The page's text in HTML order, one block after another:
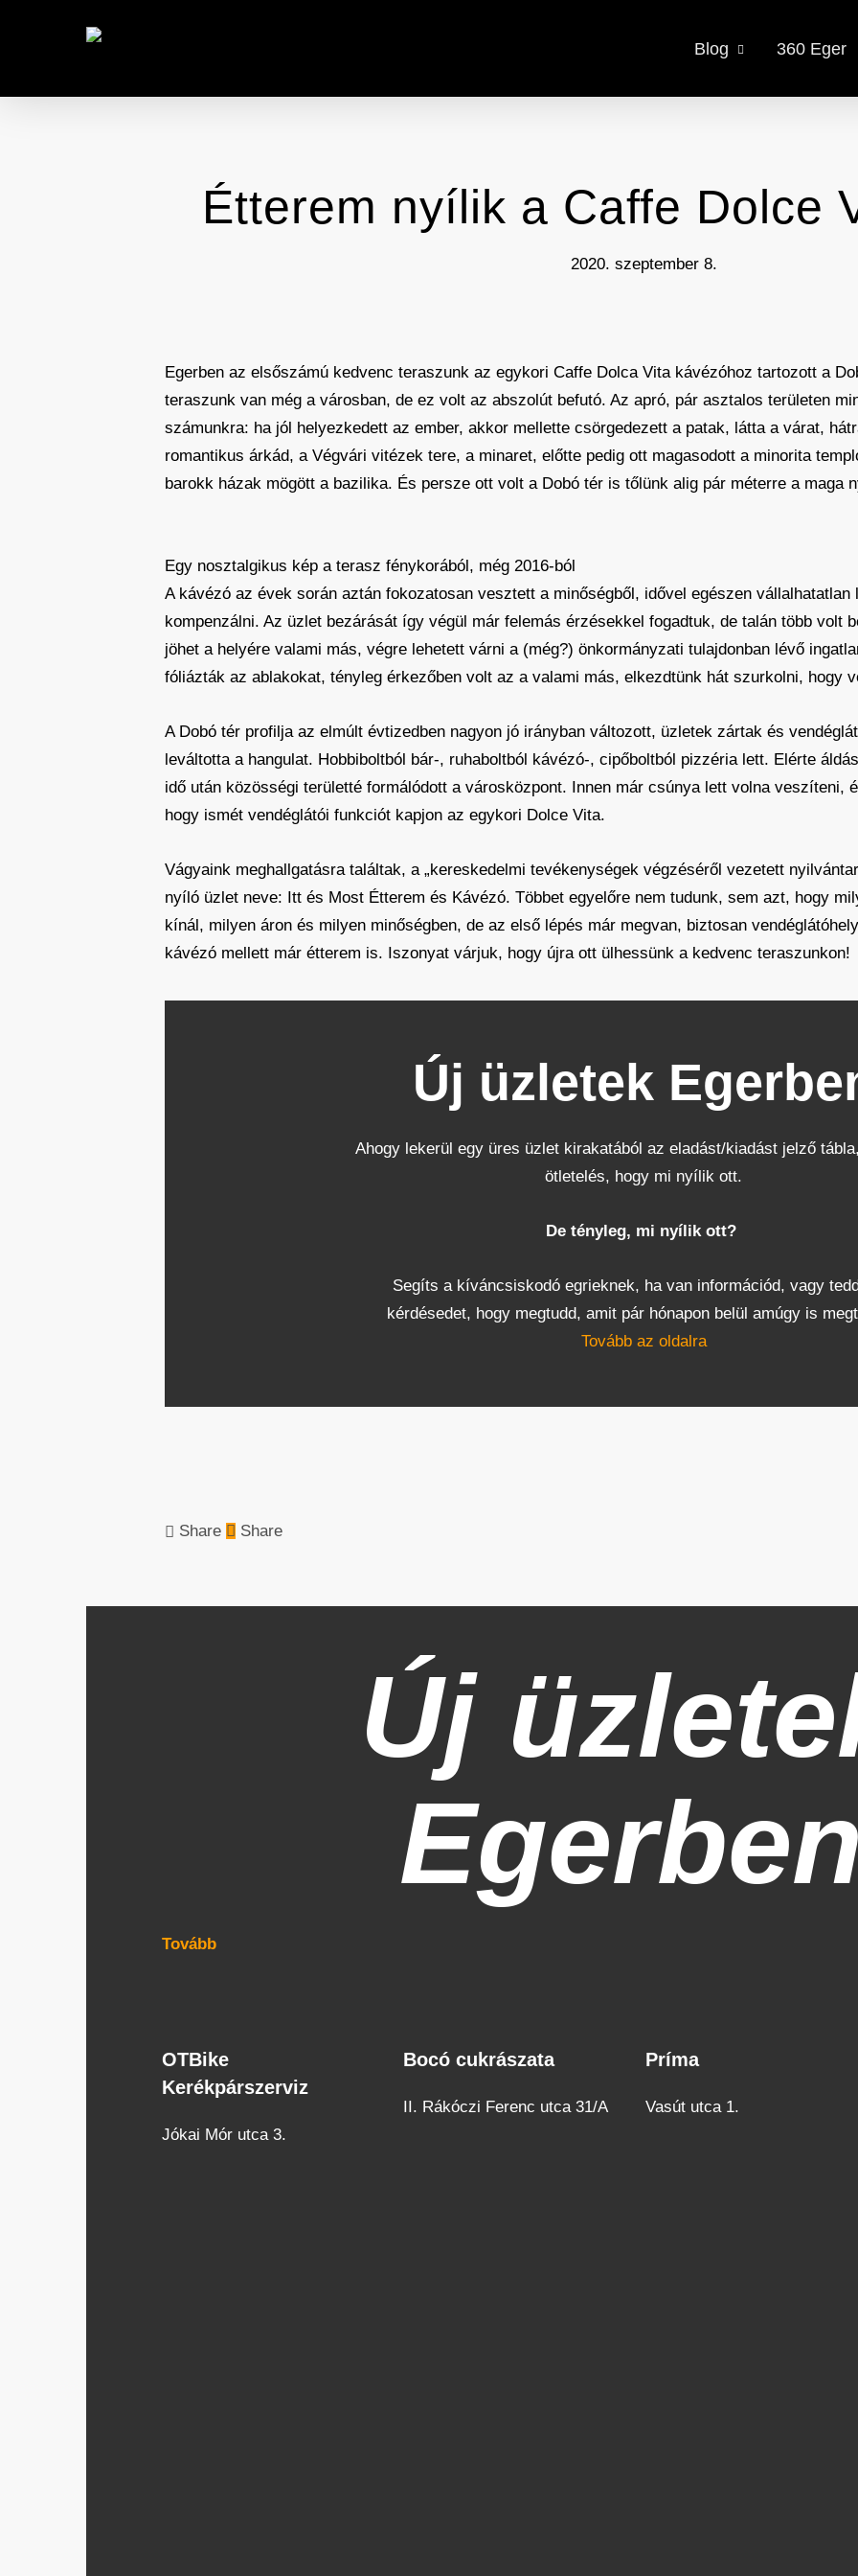
content
Blog 360 Eger
Étterem nyílik a Caffe Dolce
2020. szeptember 8.
Egerben az elsőszámú kedvenc teraszunk az egykori Caffe Dolca Vita kávézóhoz tartozott a
teraszunk van még a városban, de ez volt az abszolút befutó. Az apró, pár asztalos területen
számunkra: ha jól helyezkedett az ember, akkor mellette csörgedezett a patak, látta a várat,
romantikus árkád, a Végvári vitézek tere, a minaret, előtte pedig ott magasodott a minorita
barokk házak mögött a bazilika. És persze ott volt a Dobó tér is tőlünk alig pár méterre a maga
Egy nosztalgikus kép a terasz fénykorából, még 2016-ból
A kávézó az évek során aztán fokozatosan vesztett a minőségből, idővel egészen
kompenzálni. Az üzlet bezárását így végül már felemás érzésekkel fogadtuk, de talán több volt
jöhet a helyére valami más, végre lehetett várni a (még?) önkormányzati tulajdonban lévő
fóliázták az ablakokat, tényleg érkezőben volt az a valami más, elkezdtünk hát szurkolni, hogy
A Dobó tér profilja az elmúlt évtizedben nagyon jó irányban változott, üzletek zártak és
leváltotta a hangulat. Hobbiboltból bár-, ruhaboltból kávézó-, cipőboltból pizzéria lett. Elérte
idő után közösségi területté formálódott a városközpont. Innen már csúnya lett volna veszíteni,
hogy ismét vendéglátói funkciót kapjon az egykori Dolce Vita.
Vágyaink meghallgatásra találtak, a „kereskedelmi tevékenységek végzéséről vezetett
nyíló üzlet neve: Itt és Most Étterem és Kávézó. Többet egyelőre nem tudunk, sem azt, hogy
kínál, milyen áron és milyen minőségben, de az első lépés már megvan, biztosan
kávézó mellett már étterem is. Iszonyat várjuk, hogy újra ott ülhessünk a kedvenc teraszunkon!
Új üzletek
Ahogy lekerül egy üres üzlet kirakatából az eladást/kiadást jelző
ötletelés, hogy mi nyílik ott.
De tényleg, mi nyílik ott?
Segíts a kíváncsiskodó egrieknek, ha van információd, vagy
kérdésedet, hogy megtudd, amit pár hónapon belül amúgy is
Tovább az oldalra
Share Share
Új
Tovább
OTBike
Kerékpárszerviz
OTBike
Kerékpárszerviz
Jókai Mór utca 3.
Bocó
Bocó cukrászata
II. Rákóczi Ferenc utca 31/A
Príma
Príma
Vasút utca 1.